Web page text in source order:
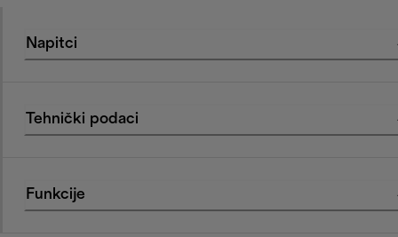
Napitci
Tehnički podaci
Funkcije